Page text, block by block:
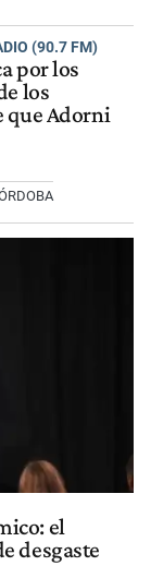
(90.7 FM)
por los
los
que Adorni
el
desgaste